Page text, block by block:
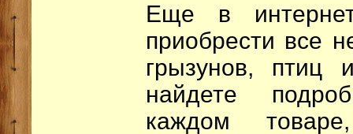
Еще в
приобрести все
грызунов,
найдете
каждом